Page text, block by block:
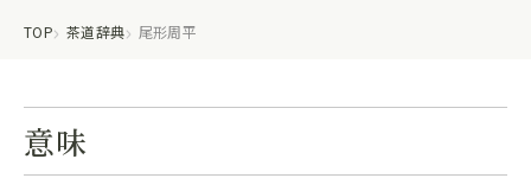
TOP 茶道辞典 尾形周平
意味